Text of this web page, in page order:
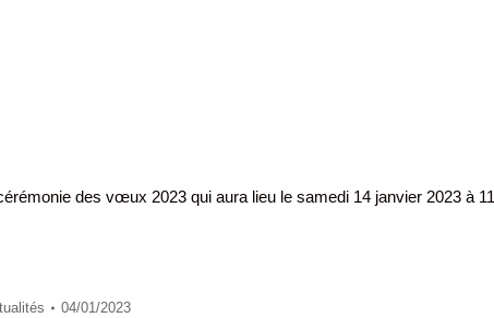
des vœux 2023 qui aura lieu le samedi 14 janvier 2023 à
04/01/2023